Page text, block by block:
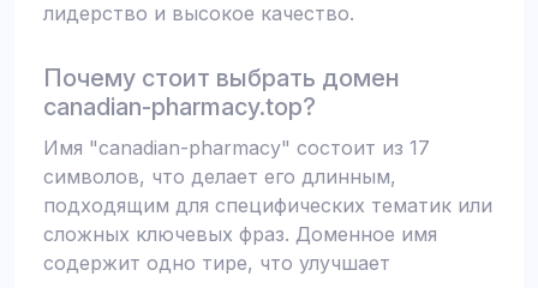
лидерство и высокое качество.
Почему стоит выбрать домен
canadian-pharmacy.top?
Имя "canadian-pharmacy" состоит из 17
символов, что делает его длинным,
подходящим для специфических тематик или
сложных ключевых фраз. Доменное имя
содержит одно тире, что улучшает